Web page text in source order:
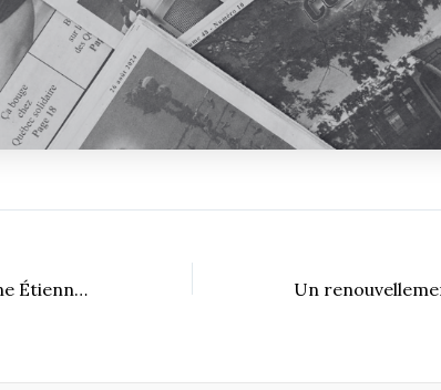
Conférence de Marjolaine Étienne, un pas vers les femmes autochtones